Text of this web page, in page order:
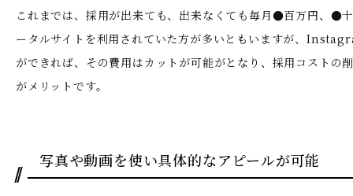
これまでは、採用が出来ても、出来なくても毎月●百万円、●
ータルサイトを利用されていた方が多いともいますが、
ができれば、その費用はカットが可能がとなり、採用コストの
がメリットです。
写真や動画を使い具体的なアピールが可能